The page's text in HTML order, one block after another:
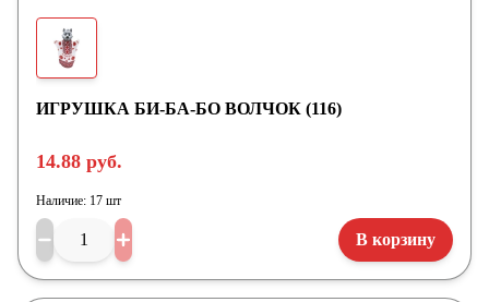
ИГРУШКА БИ-БА-БО ВОЛЧОК (116)
14.88 руб.
Наличие: 17 шт
В корзину